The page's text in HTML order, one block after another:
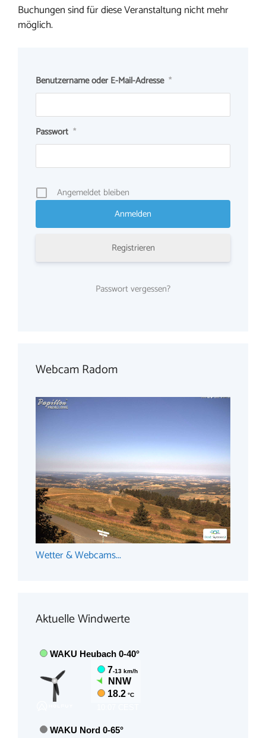
Buchungen sind für diese Veranstaltung nicht mehr
möglich.
Benutzername oder E-Mail-Adresse *
Passwort *
Angemeldet bleiben
Registrieren
Passwort vergessen?
Webcam Radom
Wetter & Webcams...
Aktuelle Windwerte